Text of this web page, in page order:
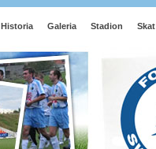
Historia Galeria Stadion Skat